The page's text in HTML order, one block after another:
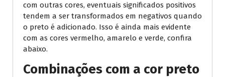
com outras cores, eventuais significados positivos
tendem a ser transformados em negativos quando
o preto é adicionado. Isso é ainda mais evidente
com as cores vermelho, amarelo e verde, confira
abaixo.
Combinações com a cor preto